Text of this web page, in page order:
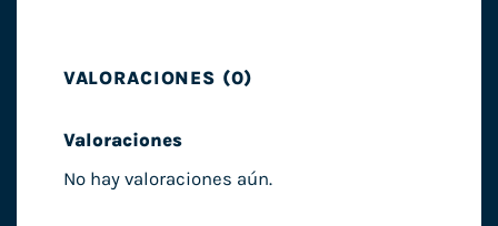
VALORACIONES (0)
Valoraciones
No hay valoraciones aún.